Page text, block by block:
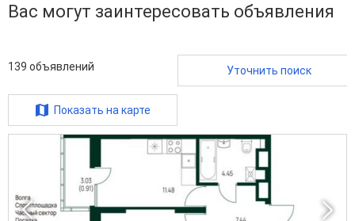
Вас могут заинтересовать объявления
139 объявлений Уточнить поиск
Показать на карте